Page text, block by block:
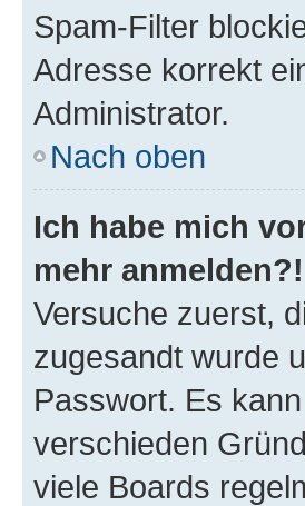
Spam-Filter
Adresse korrekt
Administrator.
Nach oben
Ich habe mich
mehr anmelden?!
Versuche zuerst,
zugesandt wurde
Passwort. Es
verschieden
viele Boards